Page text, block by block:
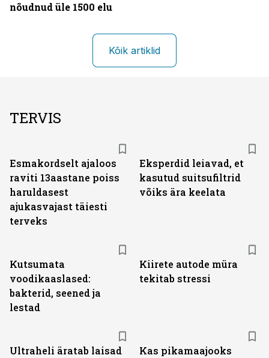
nõudnud üle 1500 elu
Kõik artiklid
TERVIS
Esmakordselt ajaloos
raviti 13aastane poiss
haruldasest
ajukasvajast täiesti
terveks
Eksperdid leiavad, et
kasutud suitsufiltrid
võiks ära keelata
Kutsumata
voodikaaslased:
bakterid, seened ja
lestad
Kiirete autode müra
tekitab stressi
Ultraheli äratab laisad Kas pikamaajooks